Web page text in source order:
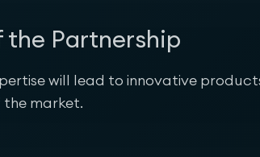
the Partnership
will lead to innovative
the market.